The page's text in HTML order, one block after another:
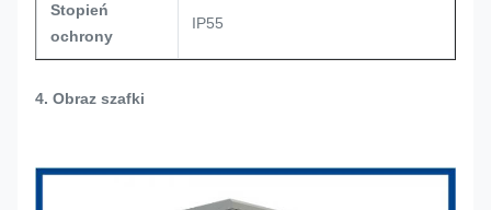
Stopień
ochrony
IP55
4. Obraz szafki